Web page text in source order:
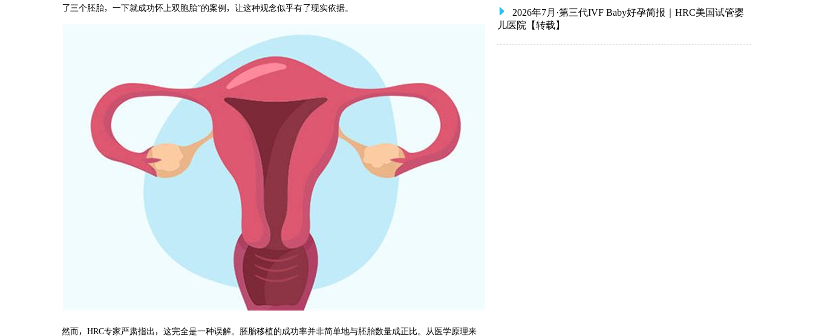
了三个胚胎，一下就成功怀上双胞胎”的案例，让这种观念似乎有了现实依据。
然而，HRC专家严肃指出，这完全是一种误解。胚胎移植的成功率并非简单地与胚胎数量成正比。从医学原理来
2026年7月·第三代IVF Baby好孕简报｜HRC美国试管婴
儿医院【转载】